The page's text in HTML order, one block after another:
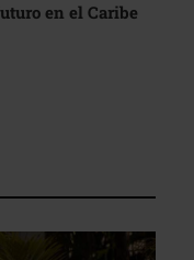
en el Caribe